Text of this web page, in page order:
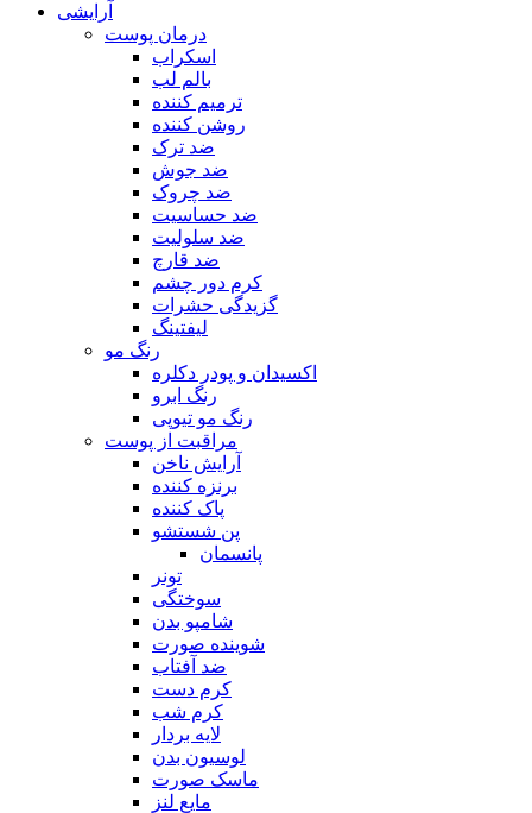
آرایشی
درمان پوست
اسکراب
بالم لب
ترمیم کننده
روشن کننده
ضد ترک
ضد جوش
ضد چروک
ضد حساسیت
ضد سلولیت
ضد قارچ
کرم دور چشم
گزیدگی حشرات
لیفتینگ
رنگ مو
اکسیدان و پودر دکلره
رنگ ابرو
رنگ مو تیوپی
مراقبت از پوست
آرایش ناخن
برنزه کننده
پاک کننده
پن شستشو
پانسمان
تونر
سوختگی
شامپو بدن
شوینده صورت
ضد آفتاب
کرم دست
کرم شب
لایه بردار
لوسیون بدن
ماسک صورت
مایع لنز